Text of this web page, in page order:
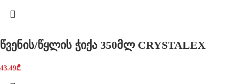
წვენის/წყლის ჭიქა 350მლ CRYSTALEX
43.49₾